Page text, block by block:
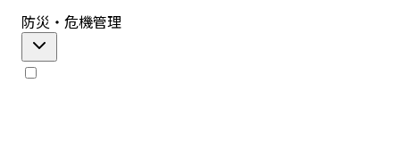
防災・危機管理